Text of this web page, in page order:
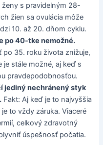
ženy s pravidelným 28-
žien sa ovulácia môže
10. až 20. dňom cyklu.
po 40-tke nemožné.
35. roku života znižuje,
stále možné, aj keď s
pravdepodobnosťou.
jediný nechránený styk
Fakt: Aj keď je to najvyššia
to vždy záruka. Viaceré
celkový zdravotný
úspešnosť počatia.